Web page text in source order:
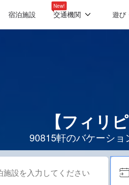
宿泊施設
New!
交通機関 遊び
【フィリ
90815軒のバケーシ